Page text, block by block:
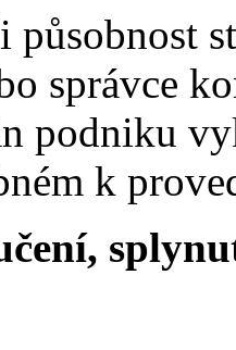
působnost
správce
podniku
k